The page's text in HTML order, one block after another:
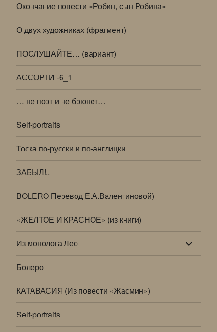
Окончание повести «Робин, сын Робина»
О двух художниках (фрагмент)
ПОСЛУШАЙТЕ… (вариант)
АССОРТИ -6_1
… не поэт и не брюнет…
Self-portraits
Тоска по-русски и по-англицки
ЗАБЫЛ!..
BOLERO Перевод Е.А.Валентиновой)
«ЖЕЛТОЕ И КРАСНОЕ» (из книги)
Из монолога Лео раскрыть
дочернее
меню
Болеро
КАТАВАСИЯ (Из повести «Жасмин»)
Self-portraits